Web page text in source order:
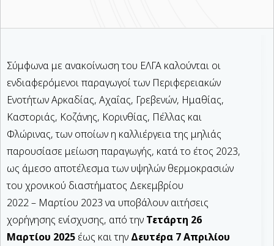
Σύμφωνα με ανακοίνωση του ΕΛΓΑ καλούνται οι
ενδιαφερόμενοι παραγωγοί των Περιφερειακών
Ενοτήτων Αρκαδίας, Αχαΐας, Γρεβενών, Ημαθίας,
Καστοριάς, Κοζάνης, Κορινθίας, Πέλλας και
Φλώρινας, των οποίων η καλλιέργεια της μηλιάς
παρουσίασε μείωση παραγωγής, κατά το έτος 2023,
ως άμεσο αποτέλεσμα των υψηλών θερμοκρασιών
του χρονικού διαστήματος Δεκεμβρίου
2022 – Μαρτίου 2023 να υποβάλουν αιτήσεις
χορήγησης ενίσχυσης, από την Τετάρτη 26
Μαρτίου 2025 έως και την Δευτέρα 7 Απριλίου